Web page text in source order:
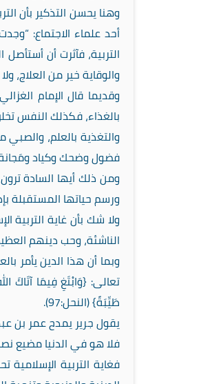
وهنا يحسن التذكير بأن
أحد علماء الاجتماع:
التربية، فآثرت أن
والوقاية خير من العلاج،
وقديما قال الإمام
بالغذاء، فكذلك النفس
والتغذية بالعلم،
فضول وضحك وكياد
ومن ذلك أيها السادة
ورسم حياتها المستقبلة
ولا شك بأن غاية
الناشئة، وحب دينهم
وبما أن هذا الدين يأمر
طَيِّبَةً} (النحل:97).
يقول جرير يمدح عمر بن
فلا هو في الدنيا مضيع
فغاية التربية